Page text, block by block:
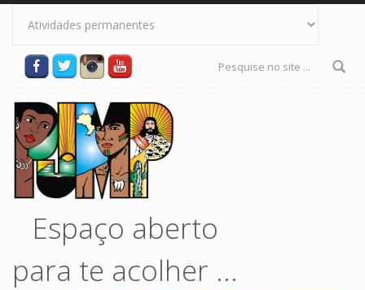
Pular para o conteúdo principal
Formulário
Espaço aberto
para te acolher ...